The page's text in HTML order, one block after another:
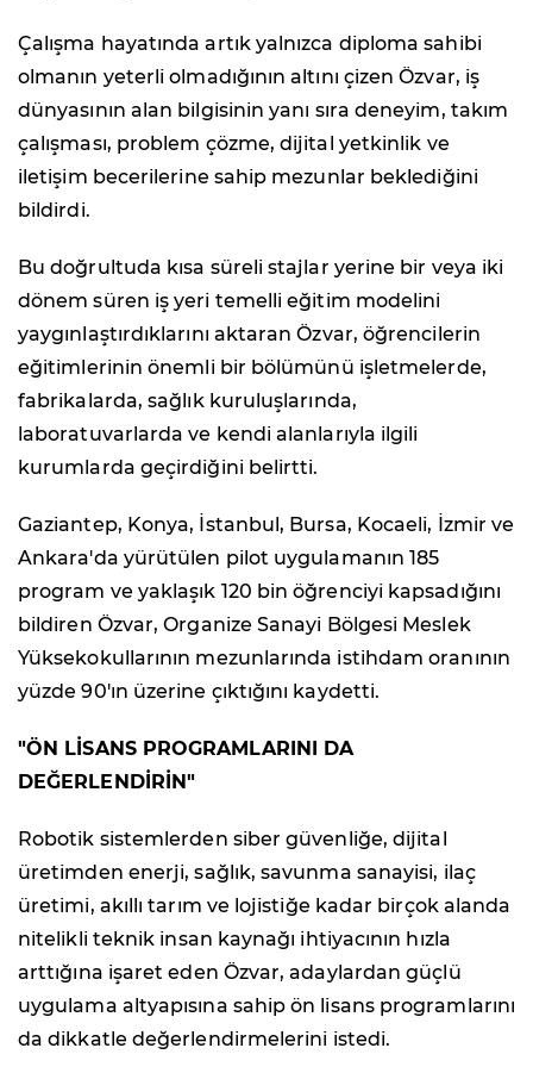
Çalışma hayatında artık yalnızca diploma sahibi
olmanın yeterli olmadığının altını çizen Özvar, iş
dünyasının alan bilgisinin yanı sıra deneyim, takım
çalışması, problem çözme, dijital yetkinlik ve
iletişim becerilerine sahip mezunlar beklediğini
bildirdi.
Bu doğrultuda kısa süreli stajlar yerine bir veya iki
dönem süren iş yeri temelli eğitim modelini
yaygınlaştırdıklarını aktaran Özvar, öğrencilerin
eğitimlerinin önemli bir bölümünü işletmelerde,
fabrikalarda, sağlık kuruluşlarında,
laboratuvarlarda ve kendi alanlarıyla ilgili
kurumlarda geçirdiğini belirtti.
Gaziantep, Konya, İstanbul, Bursa, Kocaeli, İzmir ve
Ankara'da yürütülen pilot uygulamanın 185
program ve yaklaşık 120 bin öğrenciyi kapsadığını
bildiren Özvar, Organize Sanayi Bölgesi Meslek
Yüksekokullarının mezunlarında istihdam oranının
yüzde 90'ın üzerine çıktığını kaydetti.
"ÖN LİSANS PROGRAMLARINI DA
DEĞERLENDİRİN"
Robotik sistemlerden siber güvenliğe, dijital
üretimden enerji, sağlık, savunma sanayisi, ilaç
üretimi, akıllı tarım ve lojistiğe kadar birçok alanda
nitelikli teknik insan kaynağı ihtiyacının hızla
arttığına işaret eden Özvar, adaylardan güçlü
uygulama altyapısına sahip ön lisans programlarını
da dikkatle değerlendirmelerini istedi.